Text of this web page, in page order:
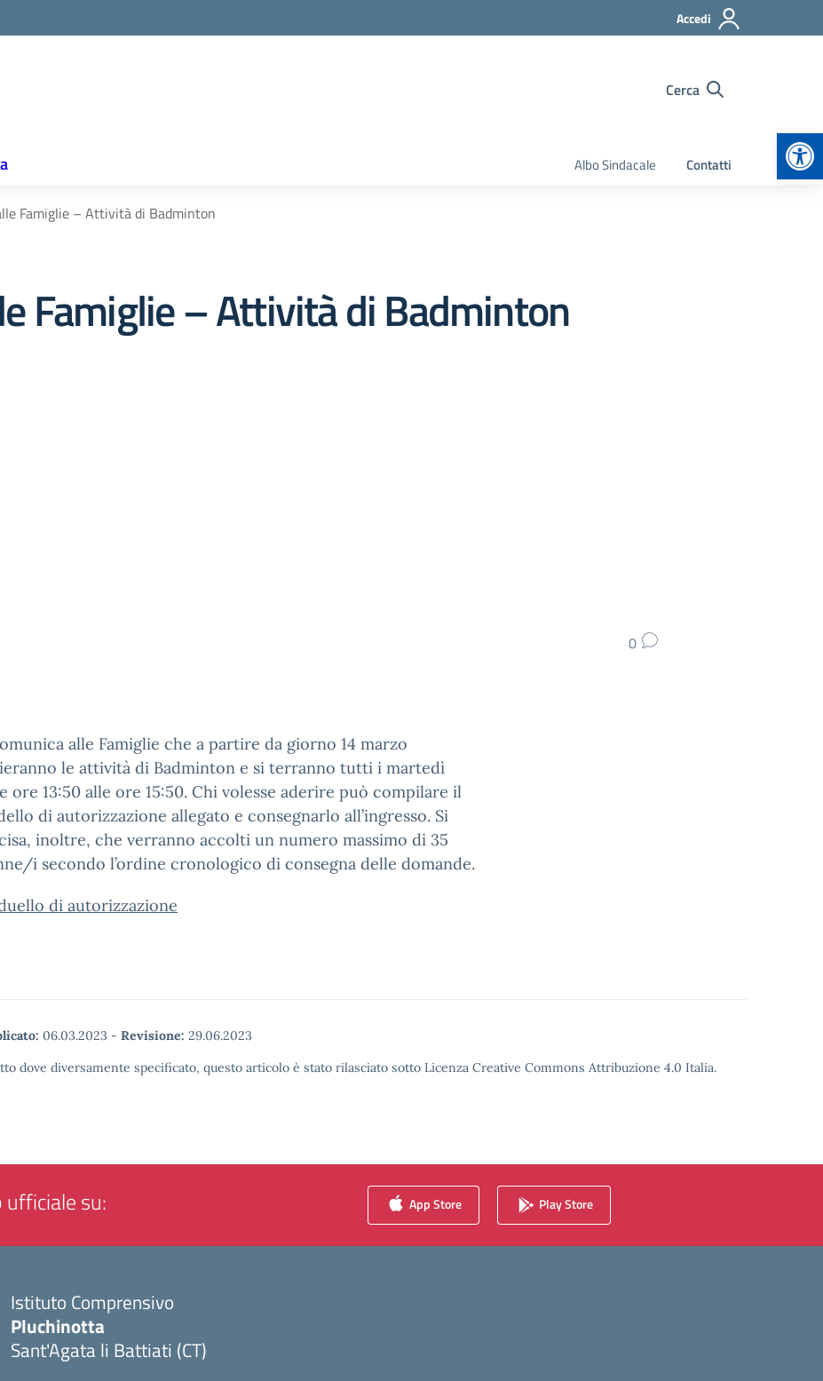
Accedi
Cerca
Albo Sindacale Contatti
Famiglie – Attività di Badminton
Famiglie – Attività di Badminton
0
alle Famiglie che a partire da giorno 14 marzo
le attività di Badminton e si terranno tutti i martedì
ore 13:50 alle ore 15:50. Chi volesse aderire può compilare il
di autorizzazione allegato e consegnarlo all’ingresso. Si
inoltre, che verranno accolti un numero massimo di 35
i secondo l’ordine cronologico di consegna delle domande.
di autorizzazione
06.03.2023 - Revisione: 29.06.2023
dove diversamente specificato, questo articolo è stato rilasciato sotto Licenza Creative Commons Attribuzione 4.0 Italia.
ufficiale su: App Store Play Store
Istituto Comprensivo
Pluchinotta
Sant'Agata li Battiati (CT)